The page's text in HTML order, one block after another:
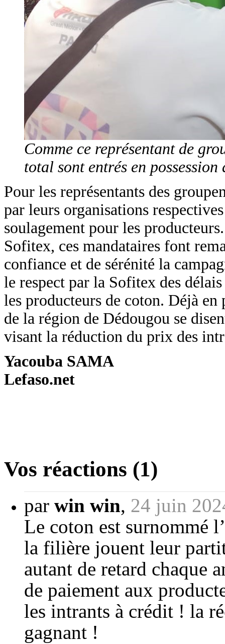
Comme ce représentant de
total sont entrés en
Pour les représentants des
par leurs organisations
soulagement pour les
Sofitex, ces mandataires font
confiance et de sérénité la
le respect par la Sofitex des
les producteurs de coton. Déjà
de la région de Dédougou se
visant la réduction du prix des
Yacouba SAMA
Lefaso.net
Vos réactions (1)
par win win, 24 juin
Le coton est surnommé
la filière jouent leur
autant de retard chaque
de paiement aux
les intrants à crédit ! la
gagnant !